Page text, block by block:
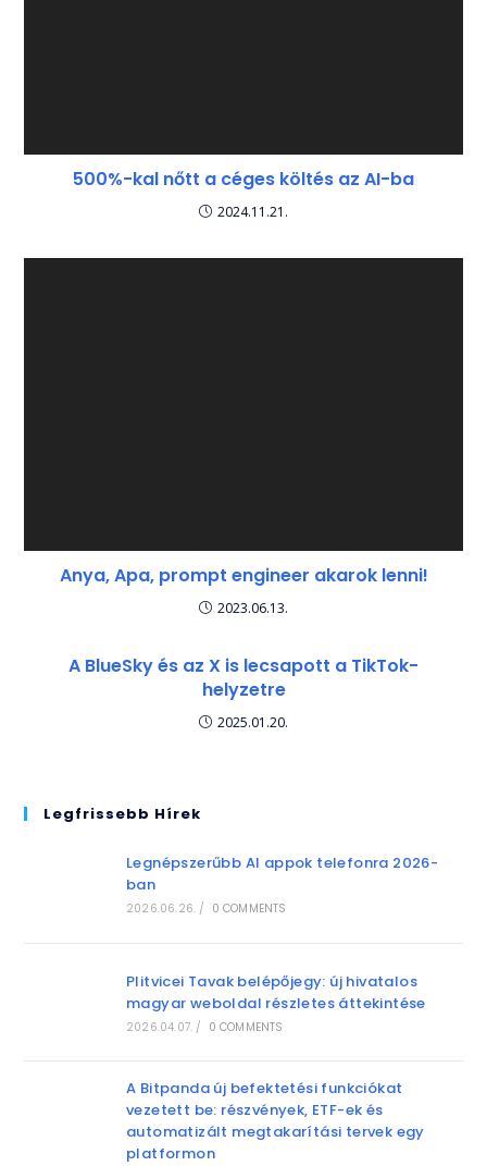
500%-kal nőtt a céges költés az AI-ba
2024.11.21.
Anya, Apa, prompt engineer akarok lenni!
2023.06.13.
A BlueSky és az X is lecsapott a TikTok-
helyzetre
2025.01.20.
Legfrissebb Hírek
Legnépszerűbb AI appok telefonra 2026-
ban
2026.06.26. / 0 COMMENTS
Plitvicei Tavak belépőjegy: új hivatalos
magyar weboldal részletes áttekintése
2026.04.07. / 0 COMMENTS
A Bitpanda új befektetési funkciókat
vezetett be: részvények, ETF-ek és
automatizált megtakarítási tervek egy
platformon